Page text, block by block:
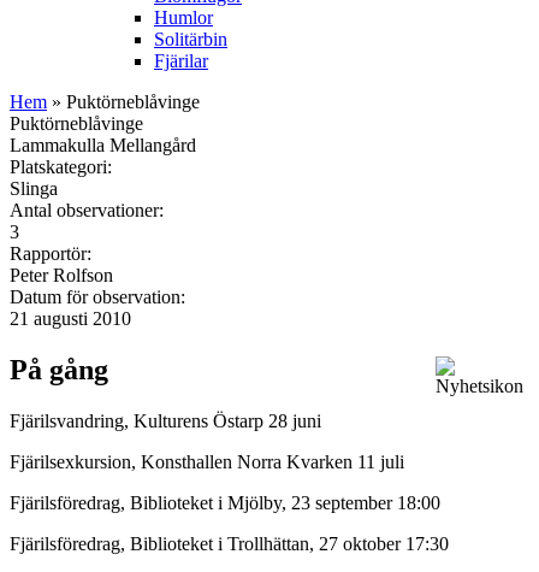
Humlor
Solitärbin
Fjärilar
Hem » Puktörneblåvinge
Puktörneblåvinge
Lammakulla Mellangård
Platskategori:
Slinga
Antal observationer:
3
Rapportör:
Peter Rolfson
Datum för observation:
21 augusti 2010
På gång
Fjärilsvandring, Kulturens Östarp 28 juni
Fjärilsexkursion, Konsthallen Norra Kvarken 11 juli
Fjärilsföredrag, Biblioteket i Mjölby, 23 september 18:00
Fjärilsföredrag, Biblioteket i Trollhättan, 27 oktober 17:30